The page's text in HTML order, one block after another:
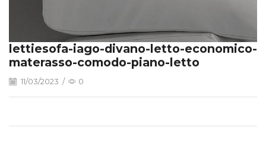
lettiesofa-iago-divano-letto-economico-
materasso-comodo-piano-letto
11/03/2023 / 0